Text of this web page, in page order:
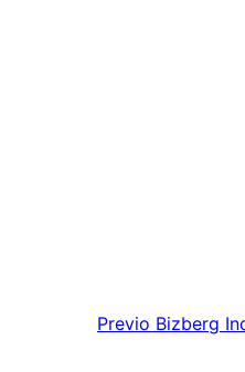
Previo Bizberg